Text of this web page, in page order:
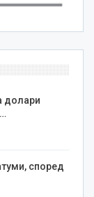
долари
според